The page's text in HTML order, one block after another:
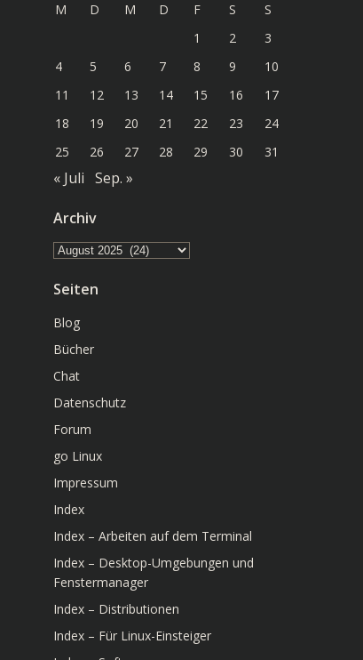
M
D M D F S
S
1
2
3
4
5 6 7 8 9
10
11
12 13 14 15 16
17
18
19 20 21 22 23
24
25
26 27 28 29 30 31
« Juli Sep. »
Archiv
Archiv
Seiten
Blog
Bücher
Chat
Datenschutz
Forum
go Linux
Impressum
Index
Index – Arbeiten auf dem Terminal
Index – Desktop-Umgebungen und
Fenstermanager
Index – Distributionen
Index – Für Linux-Einsteiger